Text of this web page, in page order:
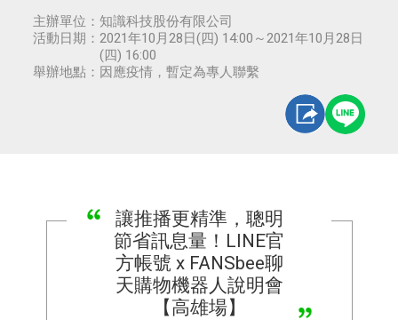
主辦單位： 知識科技股份有限公司
活動日期： 2021年10月28日(四) 14:00～2021年10月28日
(四) 16:00
舉辦地點： 因應疫情，暫定為專人聯繫
讓推播更精準，聰明
節省訊息量！LINE官
方帳號 x FANSbee聊
天購物機器人說明會
【高雄場】